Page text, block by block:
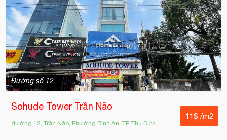
Đường số 12
Sohude Tower Trần Não
đường 12, Trần Não, Phường Bình An, TP. Thủ Đức
11$ /m2